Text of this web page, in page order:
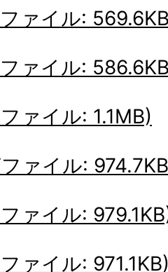
ァイル:
ァイル:
ァイル: 1.1MB)
ァイル:
ァイル:
ァイル: